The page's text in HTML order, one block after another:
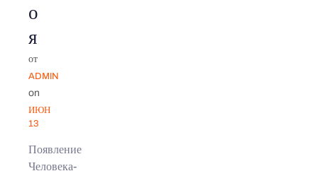
о
я
от
ADMIN
on
ИЮН
13
Появление
Человека-